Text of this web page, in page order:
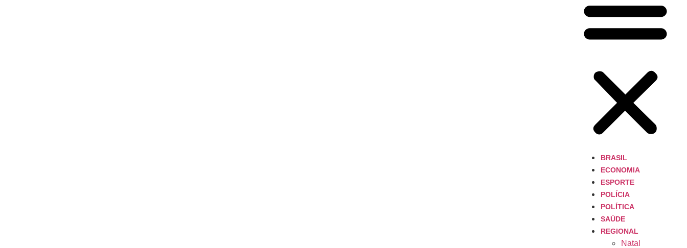
BRASIL
ECONOMIA
ESPORTE
POLÍCIA
POLÍTICA
SAÚDE
REGIONAL
Natal